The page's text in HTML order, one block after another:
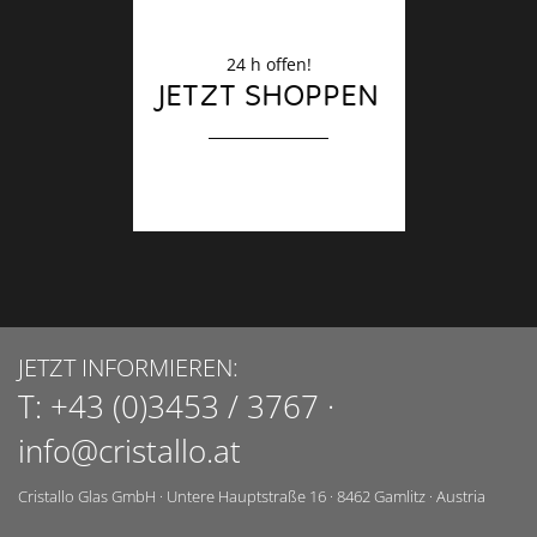
24 h offen!
JETZT SHOPPEN
JETZT INFORMIEREN:
T: +43 (0)3453 / 3767 ·
info@cristallo.at
Cristallo Glas GmbH · Untere Hauptstraße 16 · 8462Gamlitz · Austria